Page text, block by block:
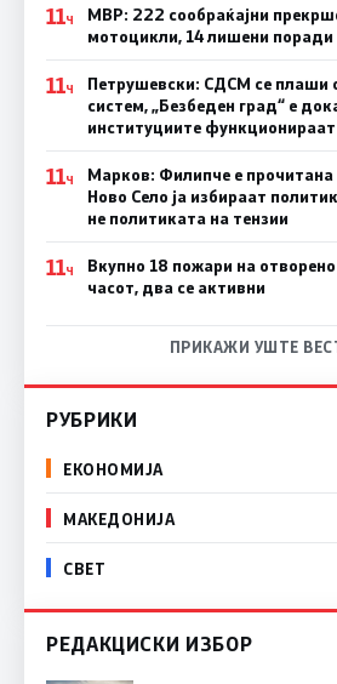
11Ч
МВР: 222 сообраќајни
мотоцикли, 14 лишени поради
11Ч
Петрушевски: СДСМ се плаши
систем, „Безбеден град“ е
институциите функционираат
11Ч
Марков: Филипче е прочитана
Ново Село ја избираат
не политиката на тензии
11Ч
Вкупно 18 пожари на
часот, два се активни
ПРИКАЖИ УШТЕ
РУБРИКИ
ЕКОНОМИЈА
МАКЕДОНИЈА
СВЕТ
РЕДАКЦИСКИ ИЗБОР